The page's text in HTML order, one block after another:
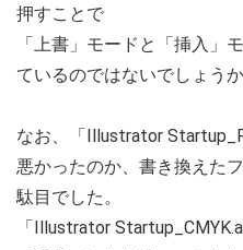
押すことで
「上書」モードと「挿入」
ているのではないでしょうか
なお、「Illustrator
悪かったのか、書き換えた
駄目でした。
「Illustrator